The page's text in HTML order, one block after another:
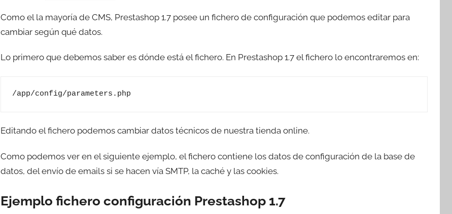
r
e
o
r
Como el la mayoría de CMS, Prestashop 1.7 posee un fichero de configuración que podemos editar para
cambiar según qué datos.
Lo primero que debemos saber es dónde está el fichero. En Prestashop 1.7 el fichero lo encontraremos en:
/app/config/parameters.php
Editando el fichero podemos cambiar datos técnicos de nuestra tienda online.
Como podemos ver en el siguiente ejemplo, el fichero contiene los datos de configuración de la base de
datos, del envío de emails si se hacen vía SMTP, la caché y las cookies.
Ejemplo fichero configuración Prestashop 1.7